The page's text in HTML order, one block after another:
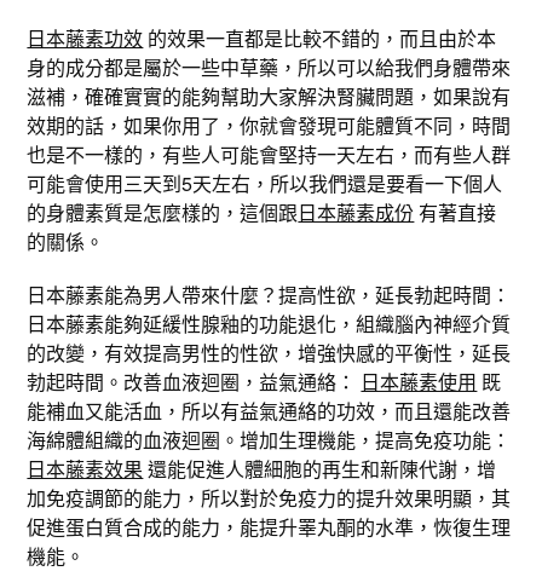
日本藤素功效 的效果一直都是比較不錯的，而且由於本
身的成分都是屬於一些中草藥，所以可以給我們身體帶來
滋補，確確實實的能夠幫助大家解決腎臟問題，如果說有
效期的話，如果你用了，你就會發現可能體質不同，時間
也是不一樣的，有些人可能會堅持一天左右，而有些人群
可能會使用三天到5天左右，所以我們還是要看一下個人
的身體素質是怎麼樣的，這個跟日本藤素成份 有著直接
的關係。
日本藤素能為男人帶來什麼？提高性欲，延長勃起時間：
日本藤素能夠延緩性腺釉的功能退化，組織腦內神經介質
的改變，有效提高男性的性欲，增強快感的平衡性，延長
勃起時間。改善血液迴圈，益氣通絡： 日本藤素使用 既
能補血又能活血，所以有益氣通絡的功效，而且還能改善
海綿體組織的血液迴圈。增加生理機能，提高免疫功能：
日本藤素效果 還能促進人體細胞的再生和新陳代謝，增
加免疫調節的能力，所以對於免疫力的提升效果明顯，其
促進蛋白質合成的能力，能提升睪丸酮的水準，恢復生理
機能。